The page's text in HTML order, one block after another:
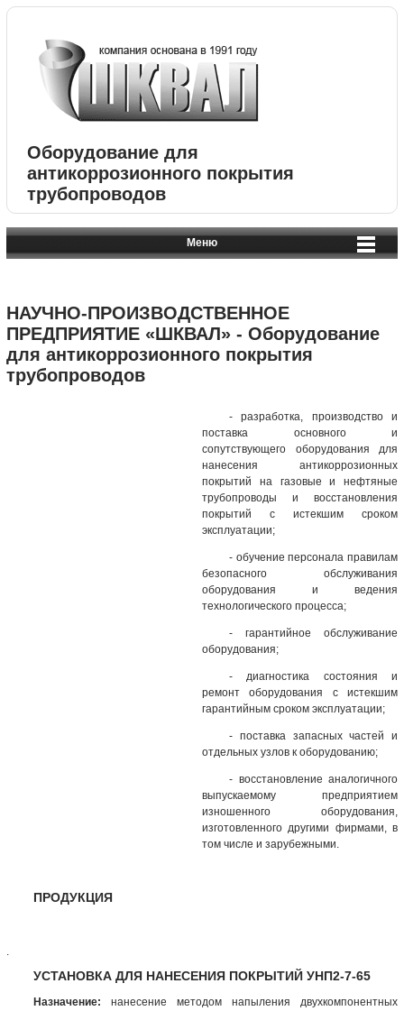
Оборудование для
антикоррозионного покрытия
трубопроводов
Меню
НАУЧНО-ПРОИЗВОДСТВЕННОЕ
ПРЕДПРИЯТИЕ «ШКВАЛ» - Оборудование
для антикоррозионного покрытия
трубопроводов
- разработка, производство и
поставка основного и
сопутствующего оборудования для
нанесения антикоррозионных
покрытий на газовые и нефтяные
трубопроводы и восстановления
покрытий с истекшим сроком
эксплуатации;
- обучение персонала правилам
безопасного обслуживания
оборудования и ведения
технологического процесса;
- гарантийное обслуживание
оборудования;
- диагностика состояния и
ремонт оборудования с истекшим
гарантийным сроком эксплуатации;
- поставка запасных частей и
отдельных узлов к оборудованию;
- восстановление аналогичного
выпускаемому предприятием
изношенного оборудования,
изготовленного другими фирмами, в
том числе и зарубежными.
ПРОДУКЦИЯ
УСТАНОВКА ДЛЯ НАНЕСЕНИЯ ПОКРЫТИЙ УНП2-7-65
Назначение: нанесение методом напыления двухкомпонентных